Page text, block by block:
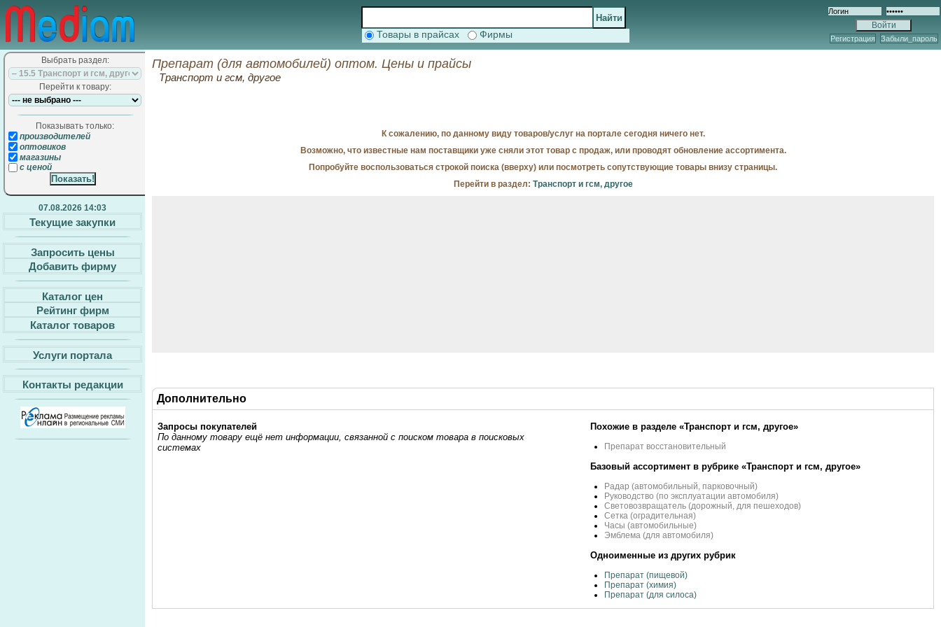
Товары в прайсах Фирмы Регистрация Забыли_пароль
Выбрать раздел:
Перейти к товару:
Показывать только:
производителей
оптовиков
магазины
с ценой
07.08.2026 14:03
Текущие закупки
Запросить цены
Добавить фирму
Каталог цен
Рейтинг фирм
Каталог товаров
Услуги портала
Контакты редакции
Препарат (для автомобилей) оптом. Цены и прайсы
Транспорт и гсм, другое
К сожалению, по данному виду товаров/услуг на портале сегодня ничего нет.
Возможно, что известные нам поставщики уже сняли этот товар с продаж, или проводят обновление ассортимента.
Попробуйте воспользоваться строкой поиска (вверху) или посмотреть сопутствующие товары внизу страницы.
Перейти в раздел: Транспорт и гсм, другое
Дополнительно
Запросы покупателей
По данному товару ещё нет информации, связанной с поиском товара в поисковых
системах
Похожие в разделе «Транспорт и гсм, другое»
Препарат восстановительный
Базовый ассортимент в рубрике «Транспорт и гсм, другое»
Радар (автомобильный, парковочный)
Руководство (по эксплуатации автомобиля)
Световозвращатель (дорожный, для пешеходов)
Сетка (оградительная)
Часы (автомобильные)
Эмблема (для автомобиля)
Одноименные из других рубрик
Препарат (пищевой)
Препарат (химия)
Препарат (для силоса)